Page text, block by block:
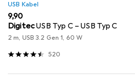
USB Kabel
EUR
9,90
DigitecUSB Typ C – USB Typ C
2 m, USB 3.2 Gen 1, 60 W
520